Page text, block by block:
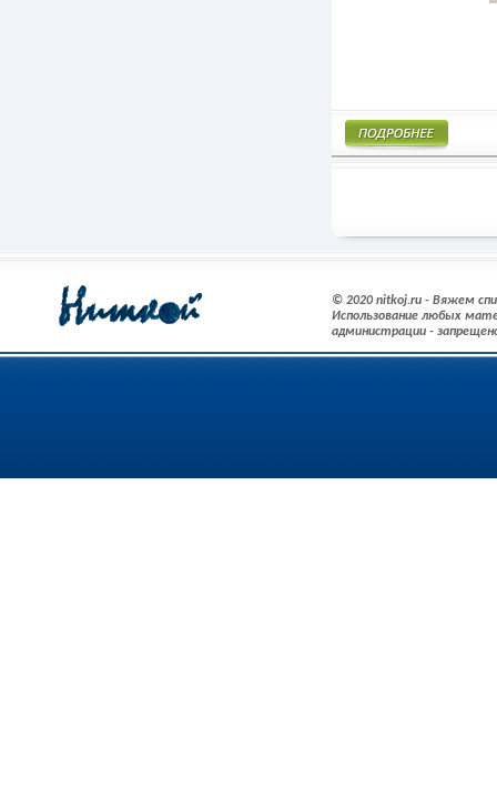
© 2020 nitkoj.ru - Вяжем
Использование любых
администрации -